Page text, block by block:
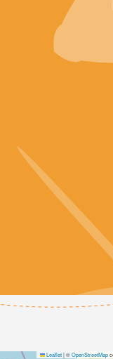
Leaflet|©OpenStreetMap